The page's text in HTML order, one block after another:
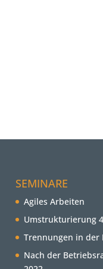
SEMINARE
Agiles Arbeiten
Umstrukturierung
Trennungen in der
Nach der